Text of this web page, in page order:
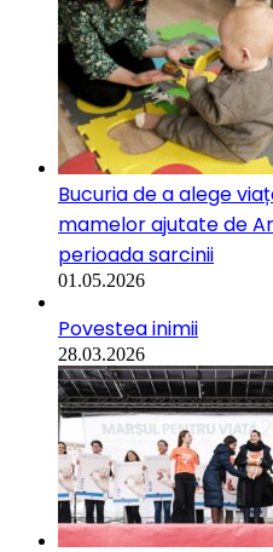
Bucuria de a alege
mamelor ajutate de
perioada sarcinii
01.05.2026
Povestea inimii
28.03.2026